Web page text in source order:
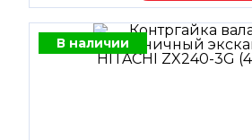
В наличии